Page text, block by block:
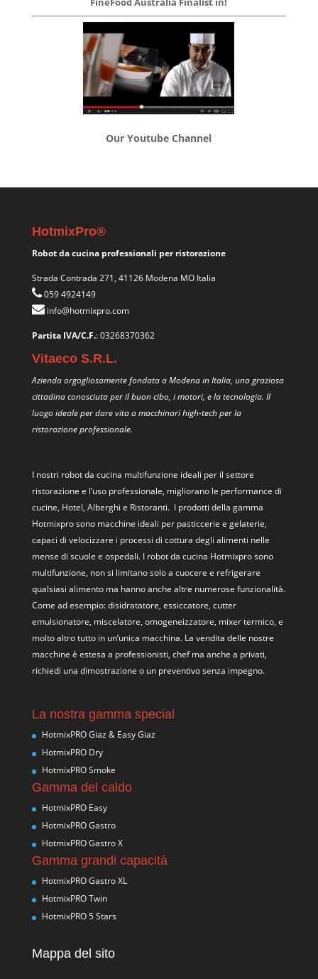
Our Youtube Channel
HotmixPro®
Robot da cucina professionali per ristorazione
Strada Contrada 271, 41126 Modena MO Italia
059 4924149
info@hotmixpro.com
Partita IVA/C.F.: 03268370362
Vitaeco S.R.L.
Azienda orgogliosamente fondata a Modena in Italia, una graziosa
cittadina conosciuta per il buon cibo, i motori, e la tecnologia. Il
luogo ideale per dare vita a macchinari high-tech per la
ristorazione professionale.
I nostri robot da cucina multifunzione ideali per il settore
ristorazione e l’uso professionale, migliorano le performance di
cucine, Hotel, Alberghi e Ristoranti. I prodotti della gamma
Hotmixpro sono macchine ideali per pasticcerie e gelaterie,
capaci di velocizzare i processi di cottura degli alimenti nelle
mense di scuole e ospedali. I robot da cucina Hotmixpro sono
multifunzione, non si limitano solo a cuocere e refrigerare
qualsiasi alimento ma hanno anche altre numerose funzionalità.
Come ad esempio: disidratatore, essiccatore, cutter
emulsionatore, miscelatore, omogeneizzatore, mixer termico, e
molto altro tutto in un’unica macchina. La vendita delle nostre
macchine è estesa a professionisti, chef ma anche a privati,
richiedi una dimostrazione o un preventivo senza impegno.
La nostra gamma special
HotmixPRO Giaz & Easy Giaz
HotmixPRO Dry
HotmixPRO Smoke
Gamma del caldo
HotmixPRO Easy
HotmixPRO Gastro
HotmixPRO Gastro X
Gamma grandi capacità
HotmixPRO Gastro XL
HotmixPRO Twin
HotmixPRO 5 Stars
Mappa del sito